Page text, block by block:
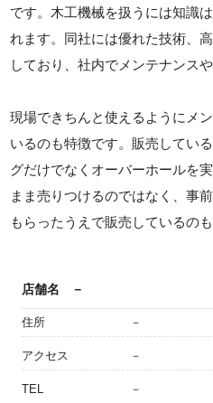
です。木工機械を扱うには知識
れます。同社には優れた技術、
しており、社内でメンテナンス
現場できちんと使えるようにメ
いるのも特徴です。販売してい
グだけでなくオーバーホールを
まま売りつけるのではなく、事
もらったうえで販売しているのも
店舗名 －
住所 －
アクセス －
TEL －